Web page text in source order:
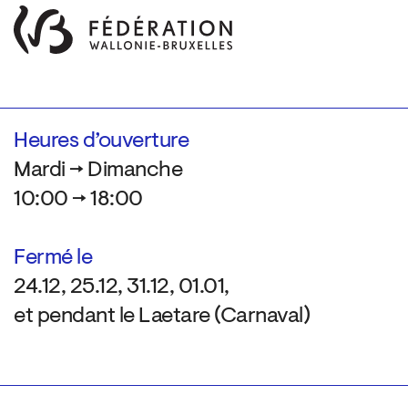
Heures d’ouverture
Mardi → Dimanche
10:00 → 18:00
Fermé le
24.12, 25.12, 31.12, 01.01,
et pendant le Laetare (Carnaval)